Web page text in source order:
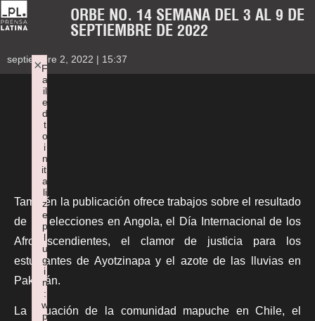
ORBE NO. 14 SEMANA DEL 3 AL 9 DE
SEPTIEMBRE DE 2022
septiembre 2, 2022 | 15:37
También la publicación ofrece trabajos sobre el resultado
de las elecciones en Angola, el Día Internacional de los
Afrodescendientes, el clamor de justicia para los
estudiantes de Ayotzinapa y el azote de las lluvias en
Pakistán.
La situación de la comunidad mapuche en Chile, el
F
a
il
e
d
t
o
i
n
iti
a
li
z
e
p
l
u
g
i
n
:
w
p
×